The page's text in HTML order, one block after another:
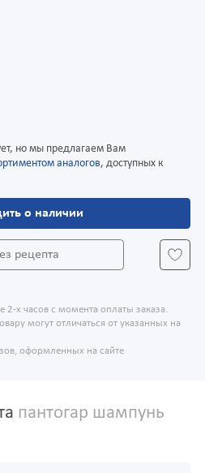
но мы предлагаем Вам
аналогов, доступных к
о наличии
рецепта
2-х часов с момента оплаты заказа.
могут отличаться от указанных на
оформленных на сайте
пантогар шампунь